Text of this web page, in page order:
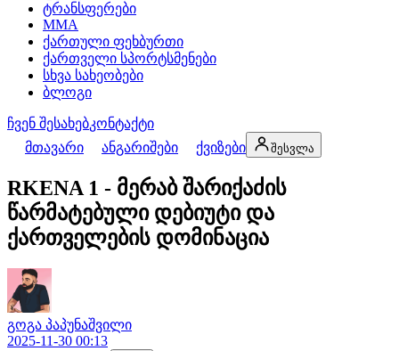
ტრანსფერები
MMA
ქართული ფეხბურთი
ქართველი სპორტსმენები
სხვა სახეობები
ბლოგი
ჩვენ შესახებკონტაქტი
მთავარი
ანგარიშები ქვიზები შესვლა
RKENA 1 - მერაბ შარიქაძის
წარმატებული დებიუტი და
ქართველების დომინაცია
გოგა პაპუნაშვილი
2025-11-30 00:13